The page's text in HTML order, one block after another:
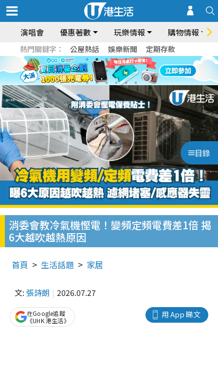
演唱會 優惠著數 玩樂情報 購物情報
熱門關鍵字： 公屋熱話 娛樂新聞 定期存款
目錄
消委會教冷氣機慳電！變頻定頻電費差1倍 揭
6大越吹越熱原因
首頁 生活話題 家居
文: 張詩朗 2026.07.27
用 App 睇文
在Google追蹤
《UHK 港生活》